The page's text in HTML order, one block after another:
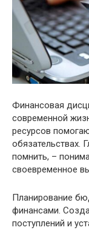
Финансовая
современной
ресурсов
обязательствах.
помнить, –
своевременное
Планирование
финансами.
поступлений и